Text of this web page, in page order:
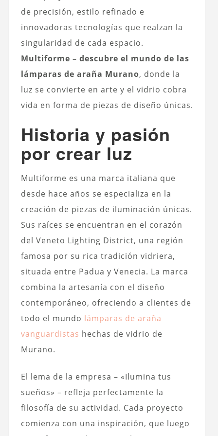
de precisión, estilo refinado e
innovadoras tecnologías que realzan la
singularidad de cada espacio.
Multiforme – descubre el mundo de las
lámparas de araña Murano, donde la
luz se convierte en arte y el vidrio cobra
vida en forma de piezas de diseño únicas.
Historia y pasión
por crear luz
Multiforme es una marca italiana que
desde hace años se especializa en la
creación de piezas de iluminación únicas.
Sus raíces se encuentran en el corazón
del Veneto Lighting District, una región
famosa por su rica tradición vidriera,
situada entre Padua y Venecia. La marca
combina la artesanía con el diseño
contemporáneo, ofreciendo a clientes de
todo el mundo lámparas de araña
vanguardistas hechas de vidrio de
Murano.
El lema de la empresa – «Ilumina tus
sueños» – refleja perfectamente la
filosofía de su actividad. Cada proyecto
comienza con una inspiración, que luego